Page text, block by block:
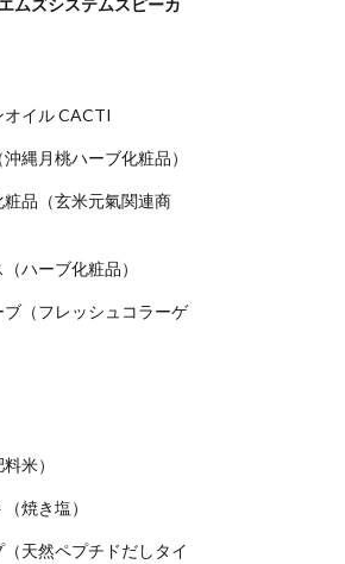
ムズシステムスピーカ
イル CACTI
縄月桃ハーブ化粧品）
品（玄米元氣関連商
ハーブ化粧品）
（フレッシュコラーゲ
米）
焼き塩）
天然ペプチドだしタイ